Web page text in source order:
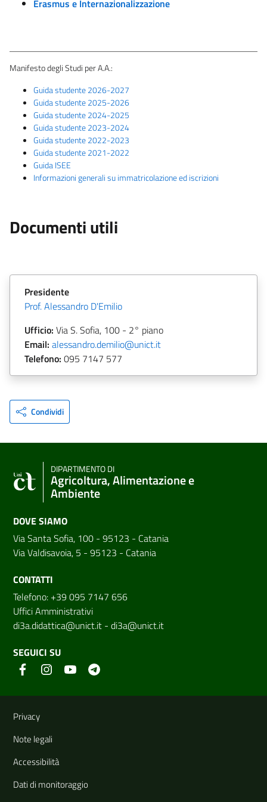
Erasmus e Internazionalizzazione
Manifesto degli Studi per A.A.:
Guida studente 2026-2027
Guida studente 2025-2026
Guida studente 2024-2025
Guida studente 2023-2024
Guida studente 2022-2023
Guida studente 2021-2022
Guida ISEE
Informazioni generali su immatricolazione ed iscrizioni
Documenti utili
Presidente
Prof. Alessandro D'Emilio
Ufficio: Via S. Sofia, 100 - 2° piano
Email: alessandro.demilio@unict.it
Telefono: 095 7147 577
Condividi
DIPARTIMENTO DI
Agricoltura, Alimentazione e
Ambiente
DOVE SIAMO
Via Santa Sofia, 100 - 95123 - Catania
Via Valdisavoia, 5 - 95123 - Catania
CONTATTI
Telefono: +39 095 7147 656
Uffici Amministrativi
di3a.didattica@unict.it - di3a@unict.it
SEGUICI SU
Link e informazioni utili
Privacy
Note legali
Accessibilità
Dati di monitoraggio